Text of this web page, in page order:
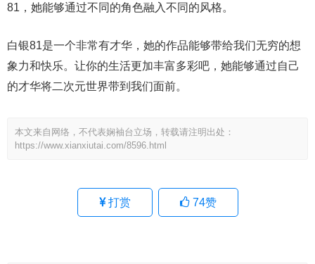
81，她能够通过不同的角色融入不同的风格。
白银81是一个非常有才华，她的作品能够带给我们无穷的想
象力和快乐。让你的生活更加丰富多彩吧，她能够通过自己
的才华将二次元世界带到我们面前。
本文来自网络，不代表娴袖台立场，转载请注明出处：
https://www.xianxiutai.com/8596.html
打赏 74赞